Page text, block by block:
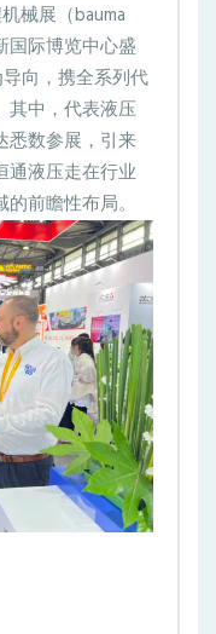
械展（bauma
国际博览中心盛
向，携全系列代
其中，代表液压
悉数参展，引来
通液压走在行业
前瞻性布局。